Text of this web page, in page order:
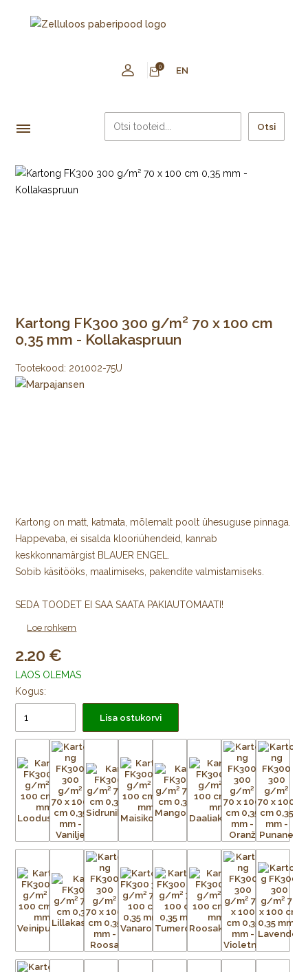
0 EN
Otsi
Kartong FK300 300 g/m² 70 x 100 cm
0,35 mm - Kollakaspruun
Tootekood: 201002-75U
Kartong on matt, katmata, mõlemalt poolt ühesuguse pinnaga.
Happevaba, ei sisalda klooriühendeid, kannab
keskkonnamärgist BLAUER ENGEL.
Sobib käsitööks, maalimiseks, pakendite valmistamiseks.
SEDA TOODET EI SAA SAATA PAKIAUTOMAATI!
Loe rohkem
2.20
LAOS OLEMAS
Kogus:
Lisa ostukorvi